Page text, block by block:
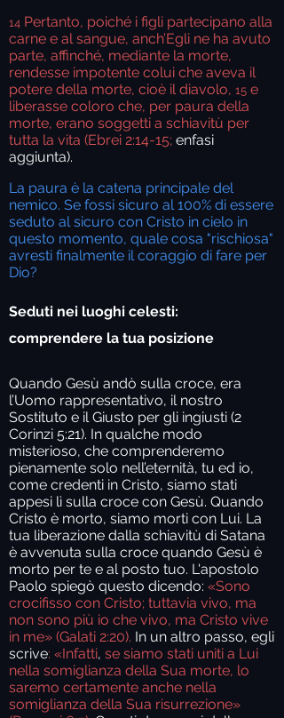
14 Pertanto, poiché i figli partecipano alla
carne e al sangue, anch’Egli ne ha avuto
parte, affinché, mediante la morte,
rendesse impotente colui che aveva il
potere della morte, cioè il diavolo, 15 e
liberasse coloro che, per paura della
morte, erano soggetti a schiavitù per
tutta la vita (Ebrei 2:14-15; enfasi
aggiunta).
La paura è la catena principale del
nemico. Se fossi sicuro al 100% di essere
seduto al sicuro con Cristo in cielo in
questo momento, quale cosa "rischiosa"
avresti finalmente il coraggio di fare per
Dio?
Seduti nei luoghi celesti:
comprendere la tua posizione
Quando Gesù andò sulla croce, era
l’Uomo rappresentativo, il nostro
Sostituto e il Giusto per gli ingiusti (2
Corinzi 5:21). In qualche modo
misterioso, che comprenderemo
pienamente solo nell’eternità, tu ed io,
come credenti in Cristo, siamo stati
appesi lì sulla croce con Gesù. Quando
Cristo è morto, siamo morti con Lui. La
tua liberazione dalla schiavitù di Satana
è avvenuta sulla croce quando Gesù è
morto per te e al posto tuo. L'apostolo
Paolo spiegò questo dicendo: «Sono
crocifisso con Cristo; tuttavia vivo, ma
non sono più io che vivo, ma Cristo vive
in me» (Galati 2:20). In un altro passo, egli
scrive: «Infatti, se siamo stati uniti a Lui
nella somiglianza della Sua morte, lo
saremo certamente anche nella
somiglianza della Sua risurrezione»